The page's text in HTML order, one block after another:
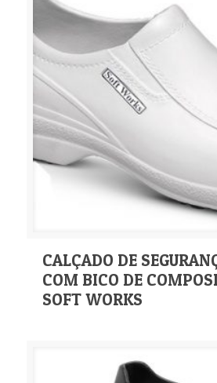
CALÇADO DE
COM BICO DE
SOFT WORKS